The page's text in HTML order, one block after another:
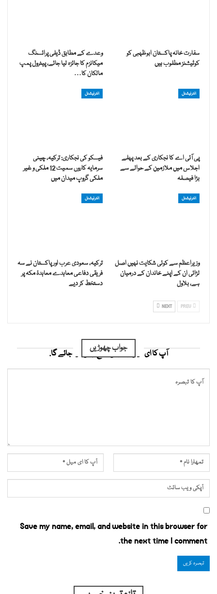
سفارت خانہ پاکستان ابوظہبی کو
کوٹیشنز مطلوب ہیں
وعدے کے مطابق ڈیلی پرائسنگ
میکانزم کا جائزہ لیا جائے، پیٹرول پمپ
مالکان کا…
انٹرنیشنل
پی آئی اے کا نجکاری کے بعد پہلے
اجلاس میں ملازمین کے حوالے سے
بڑا فیصلہ
انٹرنیشنل
فیسکو کی نجکاری: ترکیہ، چینی
سرمایہ کاروں سمیت 12 ملکی و غیر
ملکی گروپ میدان میں
انٹرنیشنل
وزیراعظم سے کوئی شکایت نہیں اصل
لڑائی ان کے اپنے خاندان کے درمیان
ہے، بلاول
انٹرنیشنل
ترکیہ، سعودی عرب اور پاکستان نے سہ
فریقی دفاعی معاہدے معاہدۂ مکہ پر
دستخط کر دیے
NEXT
جواب چھوڑیں
آپ کا ای میل ایڈریس شائع نہیں کیا جائے گا.
Save my name, email, and website in this browser for
the next time I comment.